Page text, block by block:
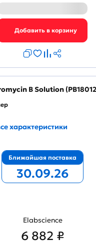
B Solution
характеристики
Ближайшая поставка
30.09.26
Elabscience
6 882 ₽